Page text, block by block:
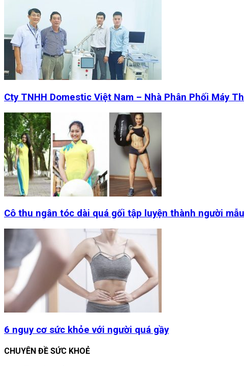
Cty TNHH Domestic Việt Nam – Nhà Phân Phối Máy
Cô thu ngân tóc dài quá gối tập luyện thành người
6 nguy cơ sức khỏe với người quá gầy
CHUYÊN ĐỀ SỨC KHOẺ